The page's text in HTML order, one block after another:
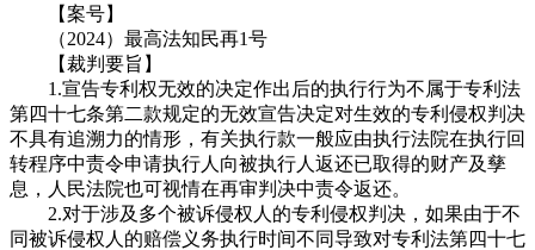
【案号】
（2024）最高法知民再1号
【裁判要旨】
1.宣告专利权无效的决定作出后的执行行为不属于专利法
第四十七条第二款规定的无效宣告决定对生效的专利侵权判决
不具有追溯力的情形，有关执行款一般应由执行法院在执行回
转程序中责令申请执行人向被执行人返还已取得的财产及孳
息，人民法院也可视情在再审判决中责令返还。
2.对于涉及多个被诉侵权人的专利侵权判决，如果由于不
同被诉侵权人的赔偿义务执行时间不同导致对专利法第四十七